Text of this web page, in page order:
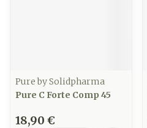
Pure by Solidpharma
Pure C Forte Comp 45
18,90 €